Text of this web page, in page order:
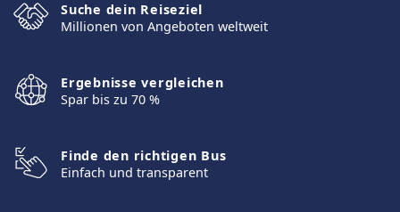
Suche dein Reiseziel
Millionen von Angeboten weltweit
Ergebnisse vergleichen
Spar bis zu 70 %
Finde den richtigen Bus
Einfach und transparent